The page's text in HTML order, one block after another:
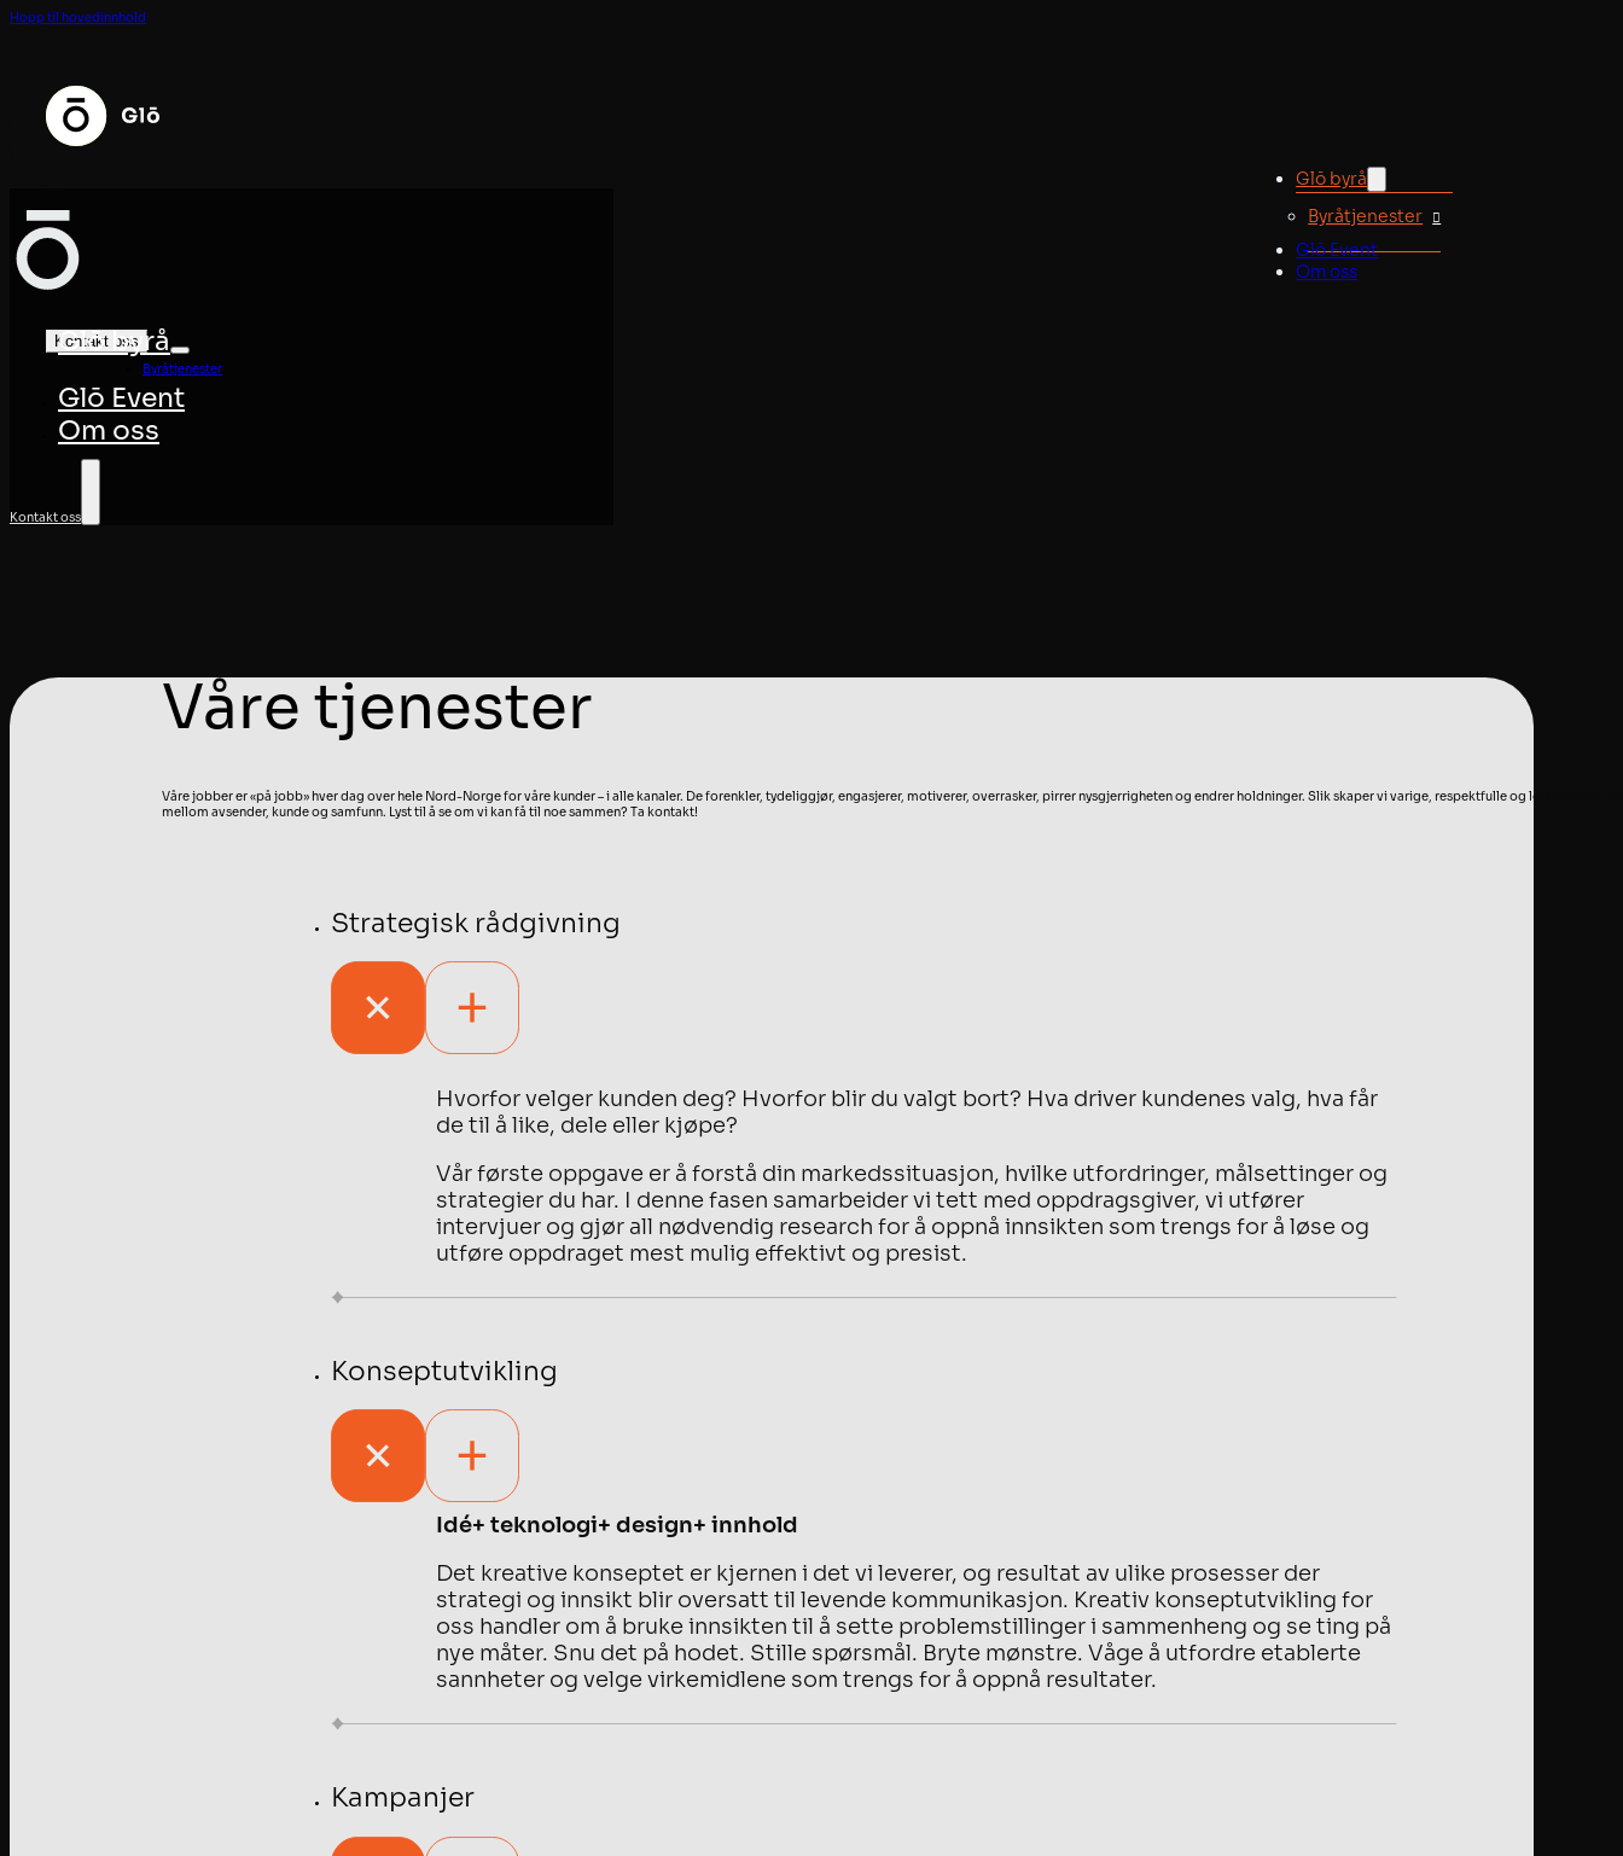
Hopp til hovedinnhold
Glö byrå
Byråtjenester
Glö Event
Om oss
Kontakt oss
Glö byrå
Byråtjenester
Glö Event
Om oss
Kontakt oss
Våre tjenester
Våre jobber er «på jobb» hver dag over hele Nord-Norge for våre kunder – i alle kanaler. De forenkler, tydeliggjør, engasjerer, motiverer, overrasker, pirrer nysgjerrigheten og endrer holdninger. Slik skaper vi varige, respektfulle og lønnsomme
mellom avsender, kunde og samfunn. Lyst til å se om vi kan få til noe sammen? Ta kontakt!
Strategisk rådgivning
Hvorfor velger kunden deg? Hvorfor blir du valgt bort? Hva driver kundenes valg, hva får
de til å like, dele eller kjøpe?
Vår første oppgave er å forstå din markedssituasjon, hvilke utfordringer, målsettinger og
strategier du har. I denne fasen samarbeider vi tett med oppdragsgiver, vi utfører
intervjuer og gjør all nødvendig research for å oppnå innsikten som trengs for å løse og
utføre oppdraget mest mulig effektivt og presist.
Konseptutvikling
Idé+ teknologi+ design+ innhold
Det kreative konseptet er kjernen i det vi leverer, og resultat av ulike prosesser der
strategi og innsikt blir oversatt til levende kommunikasjon. Kreativ konseptutvikling for
oss handler om å bruke innsikten til å sette problemstillinger i sammenheng og se ting på
nye måter. Snu det på hodet. Stille spørsmål. Bryte mønstre. Våge å utfordre etablerte
sannheter og velge virkemidlene som trengs for å oppnå resultater.
Kampanjer